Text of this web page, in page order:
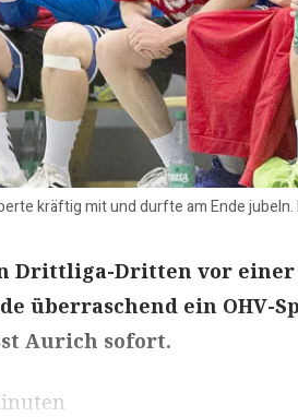
kräftig mit und durfte am Ende jubeln.
Drittliga-Dritten vor
überraschend ein OHV-
Aurich sofort.